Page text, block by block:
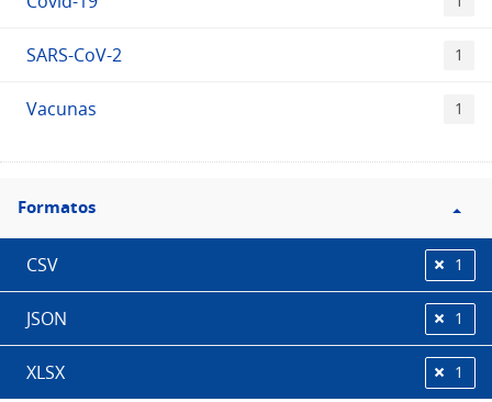
SARS-CoV-2 1
Vacunas 1
Filtro
Formatos
Formatos
CSV 1
JSON 1
XLSX 1